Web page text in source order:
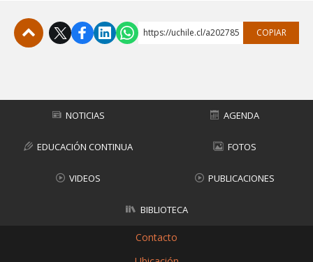
https://uchile.cl/a202785 COPIAR
NOTICIAS AGENDA
EDUCACIÓN CONTINUA FOTOS
VIDEOS PUBLICACIONES
BIBLIOTECA
Contacto